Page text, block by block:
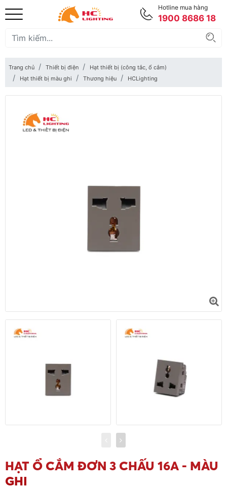
Hotline mua hàng
1900 8686 18
Trang chủ Thiết bị điện
Hạt thiết bị (công tắc, ổ cắm)
Hạt thiết bị màu ghi
Thương hiệu HCLighting
HẠT Ổ CẮM ĐƠN 3 CHẤU 16A - MÀU
GHI